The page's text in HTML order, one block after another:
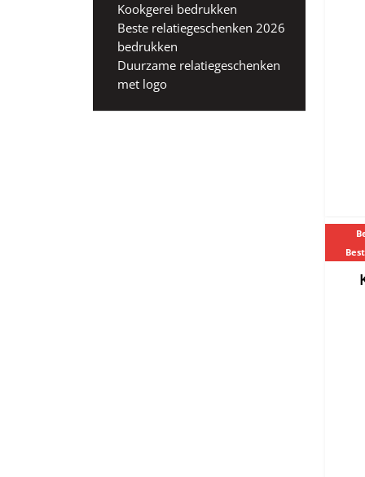
Kookgerei bedrukken
Beste relatiegeschenken 2026
bedrukken
Duurzame relatiegeschenken
met logo